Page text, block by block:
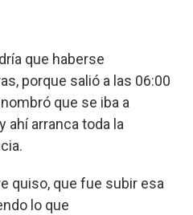
que haberse
porque salió a las 06:00
que se iba a
ahí arranca toda la
quiso, que fue subir esa
lo que